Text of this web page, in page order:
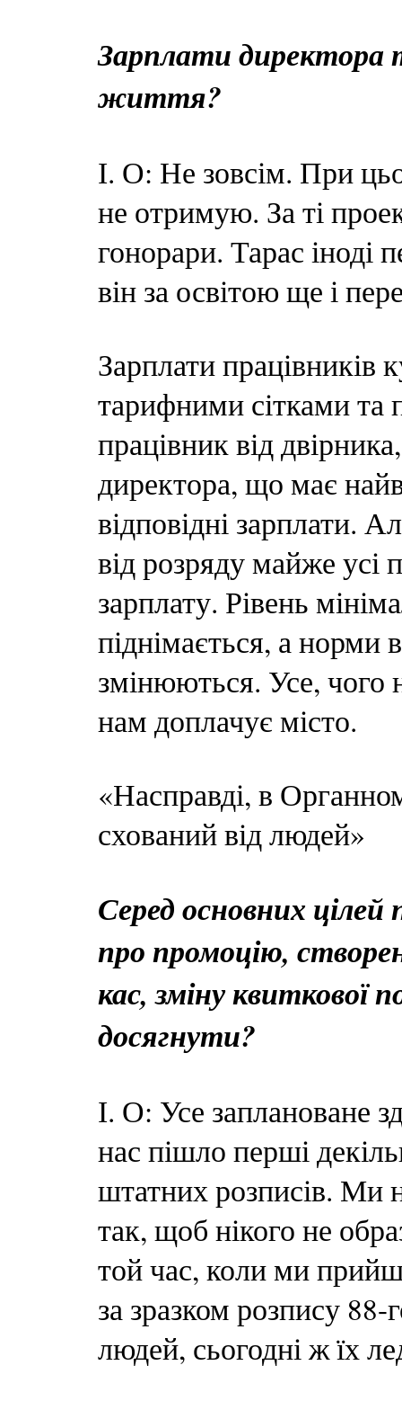
Зарплати директора
життя?
І. О: Не зовсім. При
не отримую. За ті
гонорари. Тарас іноді
він за освітою ще і
Зарплати працівників
тарифними сітками
працівник від
директора, що має
відповідні зарплати.
від розряду майже усі
зарплату. Рівень
піднімається, а норми
змінюються. Усе, чого
нам доплачує місто.
«Насправді, в
схований від людей»
Серед основних цілей
про промоцію,
кас, зміну
досягнути?
І. О: Усе заплановане
нас пішло перші
штатних розписів. Ми
так, щоб нікого не
той час, коли ми
за зразком розпису
людей, сьогодні ж їх